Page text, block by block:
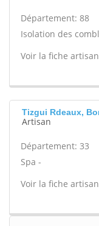
Département: 88
Isolation des
Voir la fiche
Tizgui Rdeaux,
Artisan
Département: 33
Spa -
Voir la fiche